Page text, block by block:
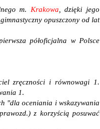
m. Krakowa , dzięki jego
opuszczony od lat
półoficjalna w Polsce
zręczności i równowagi 1.
1.
"dla oceniania i wskazywania
z korzyścią posuwać